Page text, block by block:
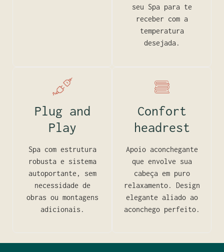
seu Spa para te
receber com a
temperatura
desejada.
Plug and
Play
Spa com estrutura
robusta e sistema
autoportante, sem
necessidade de
obras ou montagens
adicionais.
Confort
headrest
Apoio aconchegante
que envolve sua
cabeça em puro
relaxamento. Design
elegante aliado ao
aconchego perfeito.